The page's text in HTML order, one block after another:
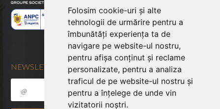
Folosim cookie-uri și alte
tehnologii de urmărire pentru a
îmbunătăți experiența ta de
navigare pe website-ul nostru,
pentru afișa conținut și reclame
personalizate, pentru a analiza
traficul de pe website-ul nostru și
pentru a înțelege de unde vin
vizitatorii noștri.
NEWSLETTER